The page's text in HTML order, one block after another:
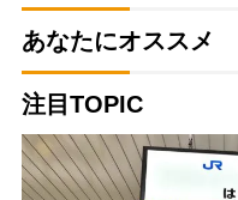
あなたにオススメ
注目TOPIC